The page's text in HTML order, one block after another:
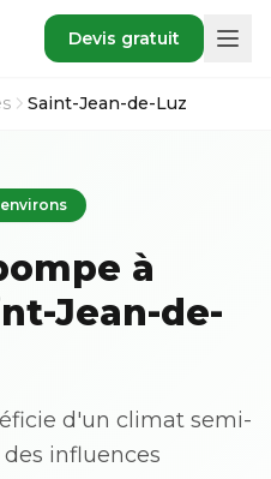
Devis gratuit
Saint-Jean-de-Luz
à
Jean-de-
d'un climat semi-
influences